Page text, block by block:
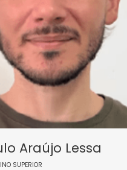
Araújo Lessa
SUPERIOR